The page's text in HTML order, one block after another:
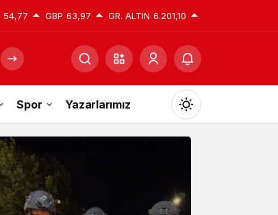
54,77 GBP 63,97 GR. ALTIN 6.201,10
Spor Yazarlarımız
Mod
değiştir
Gündüz Modu